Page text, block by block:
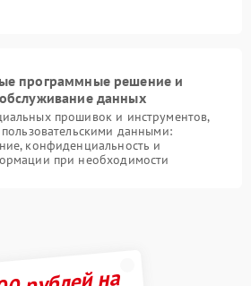
программные решение и
данных
прошивок и инструментов,
данными:
конфиденциальность и
при необходимости